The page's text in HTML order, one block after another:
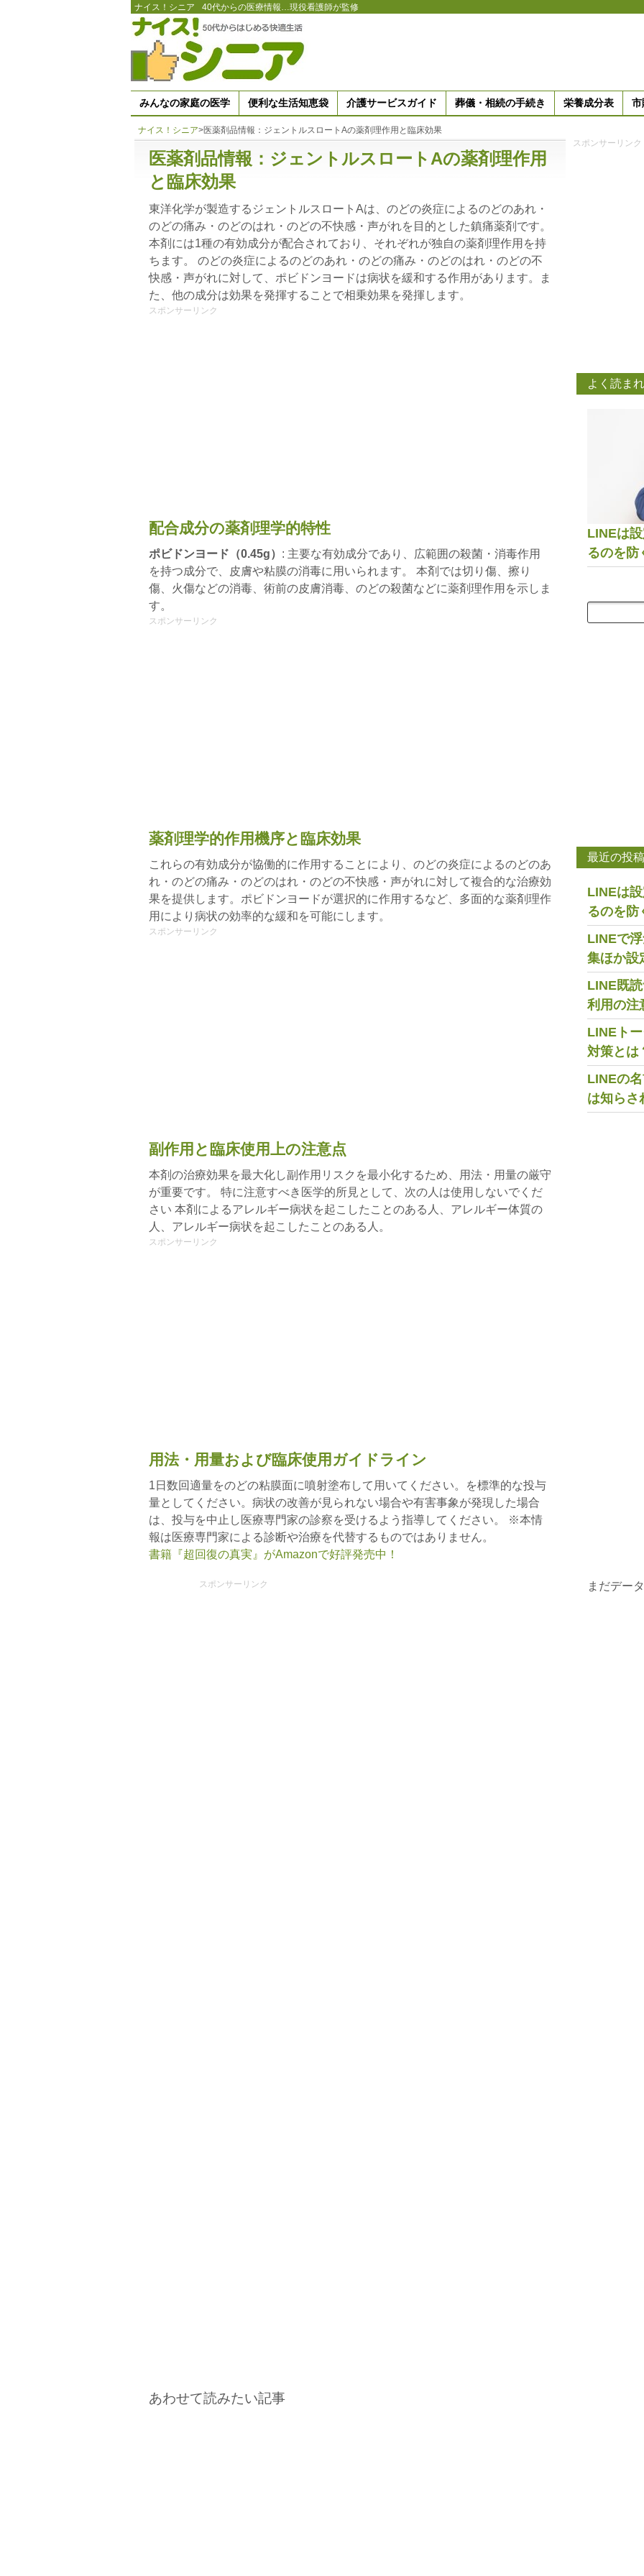
ナイス！シニア 40代からの医療情報…現役看護師が監修
みんなの家庭の医学 便利な生活知恵袋 介護サービスガイド 葬儀・相続の手続き 栄養成分表 市
ナイス！シニア>医薬剤品情報：ジェントルスロートAの薬剤理作用と臨床効果
医薬剤品情報：ジェントルスロートAの薬剤理作用
と臨床効果
東洋化学が製造するジェントルスロートAは、のどの炎症によるのどのあれ・
のどの痛み・のどのはれ・のどの不快感・声がれを目的とした鎮痛薬剤です。
本剤には1種の有効成分が配合されており、それぞれが独自の薬剤理作用を持
ちます。 のどの炎症によるのどのあれ・のどの痛み・のどのはれ・のどの不
快感・声がれに対して、ポビドンヨードは病状を緩和する作用があります。ま
た、他の成分は効果を発揮することで相乗効果を発揮します。
スポンサーリンク
配合成分の薬剤理学的特性
ポビドンヨード（0.45g） : 主要な有効成分であり、広範囲の殺菌・消毒作用
を持つ成分で、皮膚や粘膜の消毒に用いられます。 本剤では切り傷、擦り
傷、火傷などの消毒、術前の皮膚消毒、のどの殺菌などに薬剤理作用を示しま
す。
スポンサーリンク
薬剤理学的作用機序と臨床効果
これらの有効成分が協働的に作用することにより、のどの炎症によるのどのあ
れ・のどの痛み・のどのはれ・のどの不快感・声がれに対して複合的な治療効
果を提供します。ポビドンヨードが選択的に作用するなど、多面的な薬剤理作
用により病状の効率的な緩和を可能にします。
スポンサーリンク
副作用と臨床使用上の注意点
本剤の治療効果を最大化し副作用リスクを最小化するため、用法・用量の厳守
が重要です。 特に注意すべき医学的所見として、次の人は使用しないでくだ
さい 本剤によるアレルギー病状を起こしたことのある人、アレルギー体質の
人、アレルギー病状を起こしたことのある人。
スポンサーリンク
用法・用量および臨床使用ガイドライン
1日数回適量をのどの粘膜面に噴射塗布して用いてください。を標準的な投与
量としてください。病状の改善が見られない場合や有害事象が発現した場合
は、投与を中止し医療専門家の診察を受けるよう指導してください。 ※本情
報は医療専門家による診断や治療を代替するものではありません。
書籍『超回復の真実』がAmazonで好評発売中！
スポンサーリンク
あわせて読みたい記事
スポンサーリンク
よく読ま
LINEは
るのを防
最近の投稿
LINEは
るのを防
LINEで
集ほか設
LINE既
利用の注
LINEト
対策とは
LINEの
は知らさ
まだデー